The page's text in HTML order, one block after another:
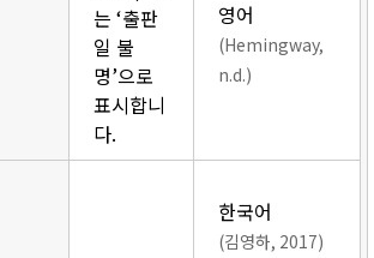
는 ‘출판
일 불
명’으로
표시합니
다.
영어
(Hemingway,
n.d.)
한국어
(김영하, 2017)